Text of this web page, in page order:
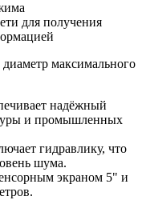
для получения
максимального
надёжный
и промышленных
гидравлику, что
шума.
экраном 5" и